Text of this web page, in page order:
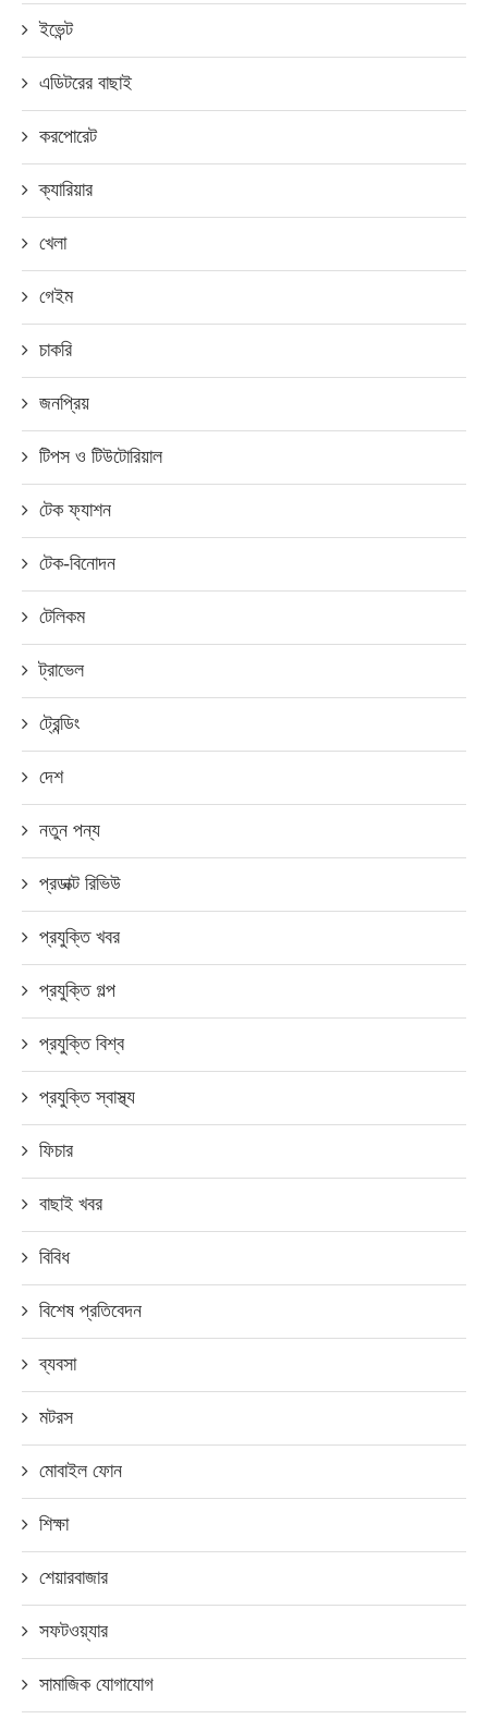
ইভেন্ট
এডিটরের বাছাই
করপোরেট
ক্যারিয়ার
খেলা
গেইম
চাকরি
জনপ্রিয়
টিপস ও টিউটোরিয়াল
টেক ফ্যাশন
টেক-বিনোদন
টেলিকম
ট্রাভেল
ট্রেন্ডিং
দেশ
নতুন পন্য
প্রডাক্ট রিভিউ
প্রযুক্তি খবর
প্রযুক্তি গল্প
প্রযুক্তি বিশ্ব
প্রযুক্তি স্বাস্থ্য
ফিচার
বাছাই খবর
বিবিধ
বিশেষ প্রতিবেদন
ব্যবসা
মটরস
মোবাইল ফোন
শিক্ষা
শেয়ারবাজার
সফটওয়্যার
সামাজিক যোগাযোগ